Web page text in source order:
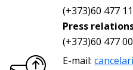
(+373)60 477
Press
(+373)60 477
E-mail: